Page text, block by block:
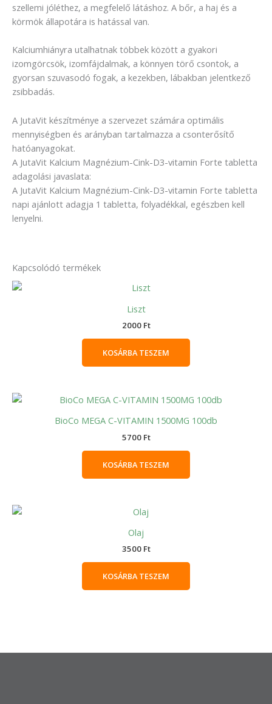
szellemi jóléthez, a megfelelő látáshoz. A bőr, a haj és a
körmök állapotára is hatással van.
Kalciumhiányra utalhatnak többek között a gyakori
izomgörcsök, izomfájdalmak, a könnyen törő csontok, a
gyorsan szuvasodó fogak, a kezekben, lábakban jelentkező
zsibbadás.
A JutaVit készítménye a szervezet számára optimális
mennyiségben és arányban tartalmazza a csonterősítő
hatóanyagokat.
A JutaVit Kalcium Magnézium-Cink-D3-vitamin Forte tabletta
adagolási javaslata:
A JutaVit Kalcium Magnézium-Cink-D3-vitamin Forte tabletta
napi ajánlott adagja 1 tabletta, folyadékkal, egészben kell
lenyelni.
Kapcsolódó termékek
Liszt
2000 Ft
KOSÁRBA TESZEM
BioCo MEGA C-VITAMIN 1500MG 100db
5700 Ft
KOSÁRBA TESZEM
Olaj
3500 Ft
KOSÁRBA TESZEM